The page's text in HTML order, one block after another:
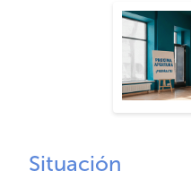
Situación